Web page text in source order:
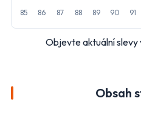
85
86 87 88 89 90 91
Objevte aktuální slevy
Obsah
Penny Market
Další obchody podle